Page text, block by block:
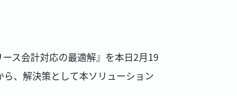
ス会計対応の最適解』を本日2月19
、解決策として本ソリューション